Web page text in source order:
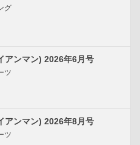
グ
アンマン) 2026年6月号
ツ
アンマン) 2026年8月号
ツ